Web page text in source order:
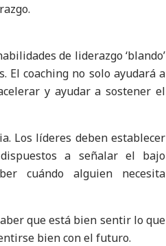
de liderazgo ‘blando’
El coaching no solo ayudará a
y ayudar a sostener el
Los líderes deben establecer
a señalar el bajo
cuándo alguien necesita
que está bien sentir lo que
bien con el futuro.